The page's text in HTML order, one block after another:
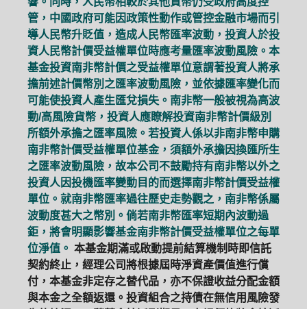
管，中國政府可能因政策性動作或管控金融市場而引
導人民幣升貶值，造成人民幣匯率波動，投資人於投
資人民幣計價受益權單位時應考量匯率波動風險。本
基金投資南非幣計價之受益權單位意謂著投資人將承
擔前述計價幣別之匯率波動風險，並依據匯率變化而
可能使投資人產生匯兌損失。南非幣一般被視為高波
動/高風險貨幣，投資人應瞭解投資南非幣計價級別
所額外承擔之匯率風險。若投資人係以非南非幣申購
南非幣計價受益權單位基金，須額外承擔因換匯所生
之匯率波動風險，故本公司不鼓勵持有南非幣以外之
投資人因投機匯率變動目的而選擇南非幣計價受益權
單位。就南非幣匯率過往歷史走勢觀之，南非幣係屬
波動度甚大之幣別。倘若南非幣匯率短期內波動過
鉅，將會明顯影響基金南非幣計價受益權單位之每單
位淨值。 本基金期滿或啟動提前結算機制時即信託
契約終止，經理公司將根據屆時淨資產價值進行償
付，本基金非定存之替代品，亦不保證收益分配金額
與本金之全額返還。投資組合之持債在無信用風險發